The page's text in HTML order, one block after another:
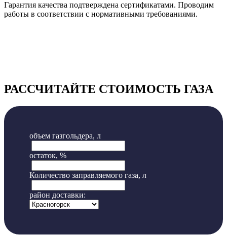
Гарантия качества подтверждена сертификатами. Проводим
работы в соответствии с нормативными требованиями.
РАССЧИТАЙТЕ СТОИМОСТЬ ГАЗА
объем газгольдера, л
остаток, %
Количество заправляемого газа, л
район доставки: